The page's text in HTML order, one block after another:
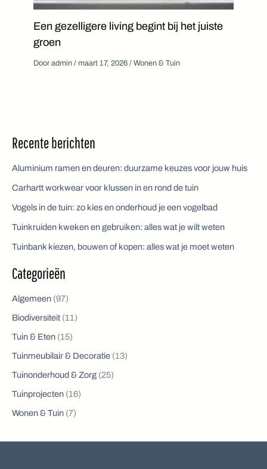
Een gezelligere living begint bij het juiste
groen
Door admin/maart 17, 2026/Wonen & Tuin
Recente berichten
Aluminium ramen en deuren: duurzame keuzes voor jouw huis
Carhartt workwear voor klussen in en rond de tuin
Vogels in de tuin: zo kies en onderhoud je een vogelbad
Tuinkruiden kweken en gebruiken: alles wat je wilt weten
Tuinbank kiezen, bouwen of kopen: alles wat je moet weten
Categorieën
Algemeen (97)
Biodiversiteit (11)
Tuin & Eten (15)
Tuinmeubilair & Decoratie (13)
Tuinonderhoud & Zorg (25)
Tuinprojecten (16)
Wonen & Tuin (7)